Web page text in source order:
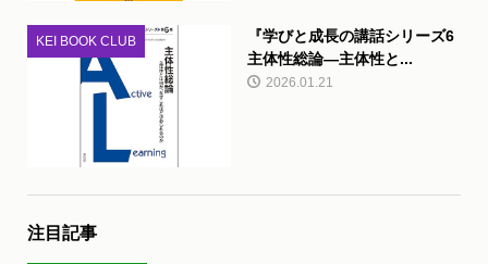
KEI BOOK CLUB
『学びと成長の講話シリーズ6
主体性総論―主体性と...
2026.01.21
注目記事